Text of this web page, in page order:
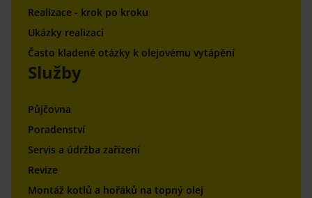
Realizace - krok po kroku
Ukázky realizací
Často kladené otázky k olejovému vytápění
Služby
Půjčovna
Poradenství
Servis a údržba zařízení
Revize
Montáž kotlů a hořáků na topný olej